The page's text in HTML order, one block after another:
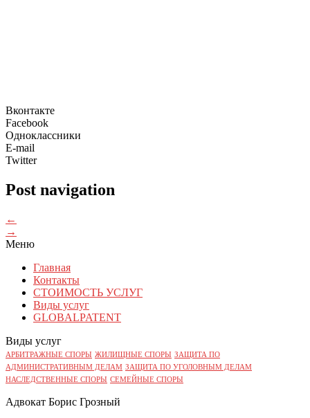
Вконтакте
Facebook
Одноклассники
E-mail
Twitter
Post navigation
←
→
Меню
Главная
Контакты
СТОИМОСТЬ УСЛУГ
Виды услуг
GLOBALPATENT
Виды услуг
АРБИТРАЖНЫЕ СПОРЫ ЖИЛИЩНЫЕ СПОРЫ ЗАЩИТА ПО
АДМИНИСТРАТИВНЫМ ДЕЛАМ ЗАЩИТА ПО УГОЛОВНЫМ ДЕЛАМ
НАСЛЕДСТВЕННЫЕ СПОРЫ СЕМЕЙНЫЕ СПОРЫ
Адвокат Борис Грозный